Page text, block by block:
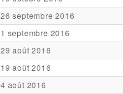
26 septembre 2016
1 septembre 2016
29 août 2016
19 août 2016
4 août 2016